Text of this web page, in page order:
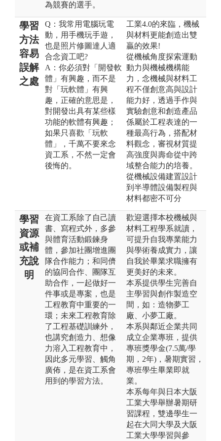
為競賽的選手。
學習
方法
容易
誤解
之處
Q：我常用電腦玩電
動，用手機玩手遊，
也是照片修圖達人適
合念資工吧?
A：你必須對「開發軟
體」有興趣，而不是
對「玩軟體」有興
趣，正確的意思是，
對開發出具有某些樣
功能的軟體有興趣；
如果只喜歡「玩軟
體」，千萬不要來念
資工系，不然一定會
後悔的。
工業4.0的來臨，機械
與材料更能創造出雙
贏的效果!
從機械角度探索運動
動力與機械機構能
力，念機械與材料工
程不僅創意高與設計
能力好，透過手作與
實驗創意和創造產品
係屬於工程表達的一
種最高行為，搭配材
料觀念，審視材質提
高強度與壽命從中跨
域整合能力的培養。
從機械設備建置設計
到半導體設備製程與
材料都密不可分
學習
資源
或補
充說
明
在資工系除了自己讀
書、寫程式外，多參
與體育活動鍛鍊身
體，參加社團增進團
隊合作能力；和同儕
的協同合作、團隊互
助合作，一起做好一
件事或是專案，也是
工程教育中重要的一
環；未來工程教育除
了工程基礎訓練外，
也講究創造力、想像
力溶入工程教育中，
因此多元學習、觸角
廣佈，是在資工系會
用到的學習方法。
歡迎選擇本校機械與
材料工程學系就讀，
可提升自我專業能力
與學術養成實力，讓
自我於畢業求職擁有
更美好的未來。
本系提供學生完善自
主學習與創作製造空
間，如：造物夢工
廠、小夢工廠。
本系與鄰近企業共同
成立企業專班，提供
專班獎學金(7.5萬/學
期，2年)，暑期實習，
專班學生畢業即就
業。
本系每年與日本大阪
工業大學舉辦暑期研
習課程，雙邊學生一
起在大同大學及大阪
工業大學學習與參